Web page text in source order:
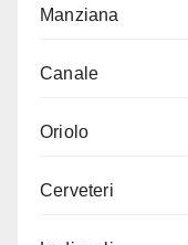
Manziana
Canale
Oriolo
Cerveteri